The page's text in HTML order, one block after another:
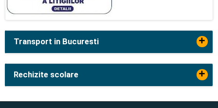
Transport in Bucuresti +
Rechizite scolare +